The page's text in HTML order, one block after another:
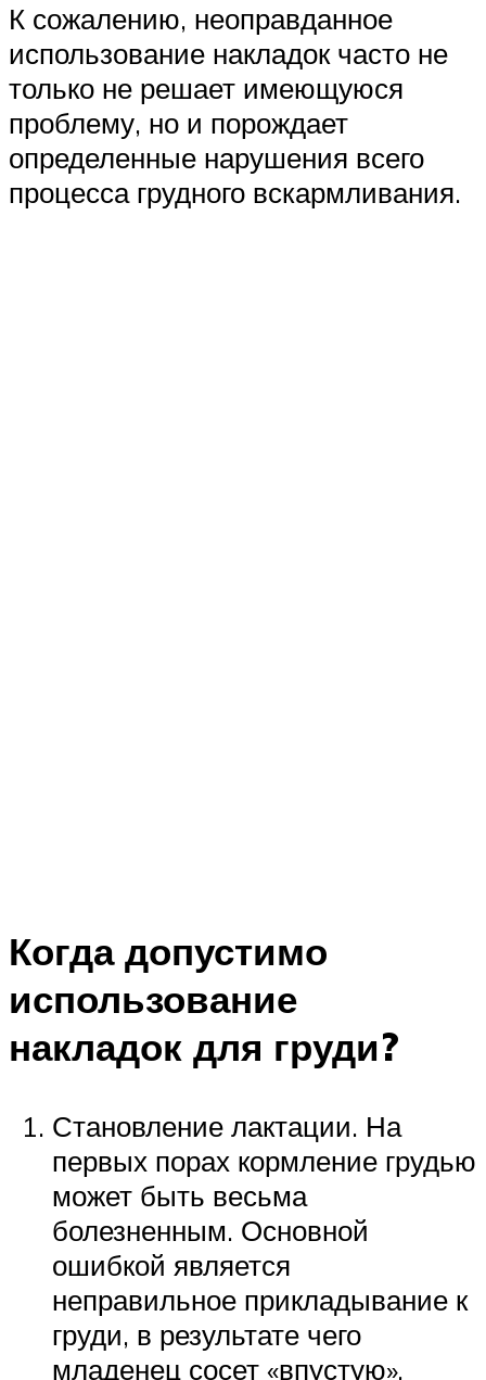
К сожалению, неоправданное
использование накладок часто не
только не решает имеющуюся
проблему, но и порождает
определенные нарушения всего
процесса грудного вскармливания.
Когда допустимо
использование
накладок для груди?
Становление лактации. На
первых порах кормление грудью
может быть весьма
болезненным. Основной
ошибкой является
неправильное прикладывание к
груди, в результате чего
младенец сосет «впустую»,